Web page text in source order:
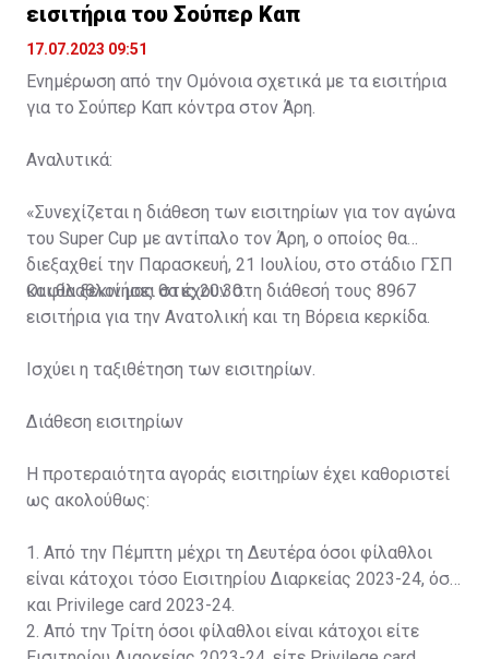
εισιτήρια του Σούπερ Καπ
17.07.2023 09:51
Ενημέρωση από την Ομόνοια σχετικά με τα εισιτήρια
για το Σούπερ Καπ κόντρα στον Άρη.
Αναλυτικά:
«Συνεχίζεται η διάθεση των εισιτηρίων για τον αγώνα
του Super Cup με αντίπαλο τον Άρη, ο οποίος θα
διεξαχθεί την Παρασκευή, 21 Ιουλίου, στο στάδιο ΓΣΠ
και θα ξεκινήσει στις 20:30.
Οι φίλαθλοί μας θα έχουν στη διάθεσή τους 8967
εισιτήρια για την Ανατολική και τη Βόρεια κερκίδα.
Ισχύει η ταξιθέτηση των εισιτηρίων.
Διάθεση εισιτηρίων
Η προτεραιότητα αγοράς εισιτηρίων έχει καθοριστεί
ως ακολούθως:
1. Από την Πέμπτη μέχρι τη Δευτέρα όσοι φίλαθλοι
είναι κάτοχοι τόσο Εισιτηρίου Διαρκείας 2023-24, όσο
και Privilege card 2023-24.
2. Από την Τρίτη όσοι φίλαθλοι είναι κάτοχοι είτε